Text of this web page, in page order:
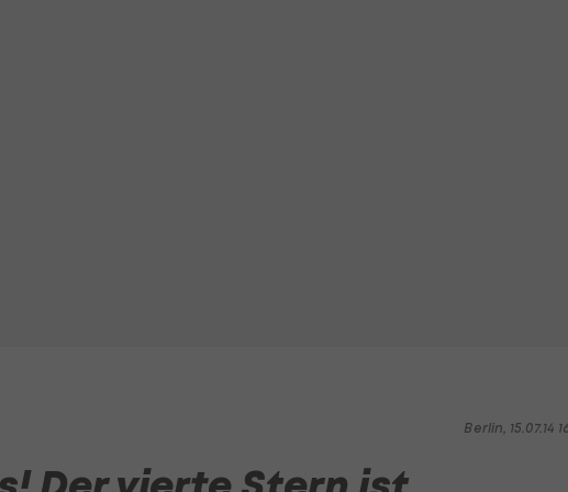
Berlin, 15.07.14